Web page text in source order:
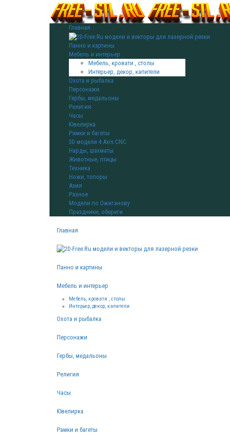
Главная
Панно и картины
Мебель и интерьер
Мебель, кровати , столы
Интерьер, декор, капители
Охота и рыбалка
Персонажи
Гербы, медальоны
Религия
Часы
Ювелирка
Рамки и багеты
3D модели 4 Axis CNC
Нарды, шахматы
Животные, птицы
Техника
Ножи, топоры
Азия
Разное
Модели по Ожиганову
Праздники, обереги
Главная
Панно и картины
Мебель и интерьер
Мебель, кровати , столы
Интерьер, декор, капители
Охота и рыбалка
Персонажи
Гербы, медальоны
Религия
Часы
Ювелирка
Рамки и багеты